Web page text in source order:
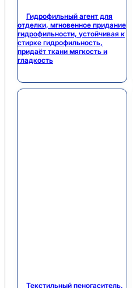
Гидрофильный агент для
отделки, мгновенное придание
гидрофильности, устойчивая к
стирке гидрофильность,
придаёт ткани мягкость и
гладкость
Текстильный пеногаситель,